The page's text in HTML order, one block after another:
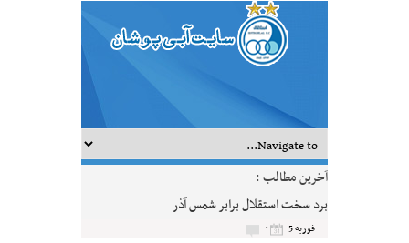
آخرین مطالب :
برد سخت استقلال برابر شمس آذر
فوریه 5 ۰